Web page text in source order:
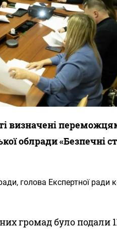
визначені
облради «Безпечні
голова Експертної ради
громад було подали